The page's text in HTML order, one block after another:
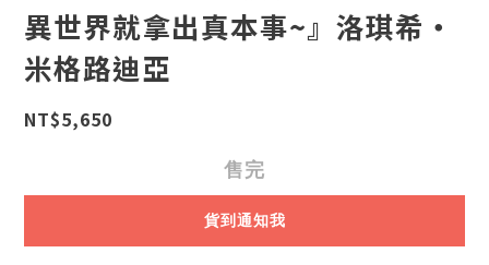
異世界就拿出真本事~』洛琪希‧
米格路迪亞
NT$5,650
售完
貨到通知我